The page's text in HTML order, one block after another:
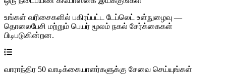
உங்கள் வரிசைகளில் பகிரப்பட்ட டேப்லெட் உள்நுழைவு —
தொலைபேசி மற்றும் பெயர் மூலம் நகல் சேர்க்கைகள்
பிடிபடுகின்றன.
வாராந்திர 50 வாடிக்கையாளர்களுக்கு சேவை செய்யுங்கள்